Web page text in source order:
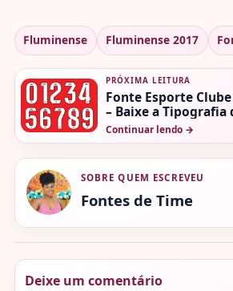
Fluminense Fluminense 2017
PRÓXIMA LEITURA
Fonte Esporte
– Baixe a Tipografia
Continuar lendo →
SOBRE QUEM ESCREVEU
Fontes de Time
Deixe um comentário